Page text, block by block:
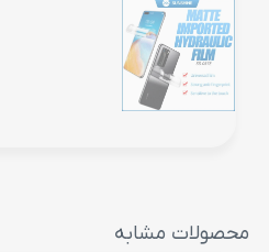
محصولات مشابه